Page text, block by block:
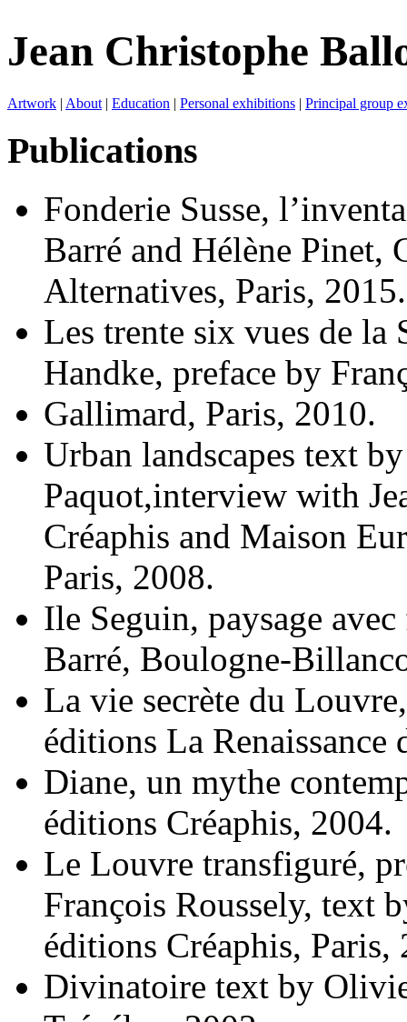
Jean Christophe
Artwork | About | Education | Personal exhibitions | Principal group
Publications
Fonderie Susse,
Barré and Hélène Pinet,
Alternatives, Paris, 2015.
Les trente six vues de
Handke, preface by
Gallimard, Paris, 2010.
Urban landscapes text
Paquot,interview with
Créaphis and Maison
Paris, 2008.
Ile Seguin, paysage
Barré, Boulogne-
La vie secrète du
éditions La
Diane, un mythe
éditions Créaphis, 2004.
Le Louvre transfiguré,
François Roussely, text
éditions Créaphis, Paris,
Divinatoire text by